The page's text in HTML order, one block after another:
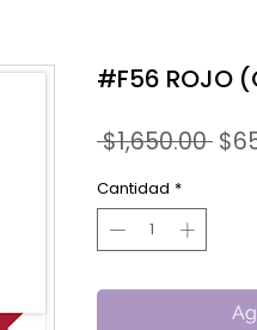
#F56 ROJO
$1,650.00
Cantidad *